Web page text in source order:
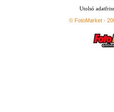
Utolsó
© FotoMarket -